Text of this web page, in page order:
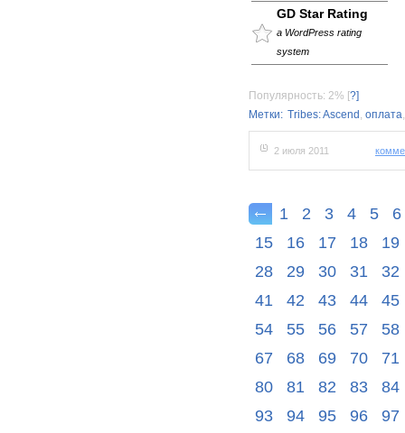
GD Star Rating
a WordPress rating
system
Популярность: 2% [?]
Метки: Tribes: Ascend , оплата
2 июля 2011
1 2 3 4 5
6
15
16 17 18
19
28
29 30 31
32
41
42 43 44
45
54
55 56 57
58
67
68 69 70
71
80
81 82 83
84
93
94 95 96
97